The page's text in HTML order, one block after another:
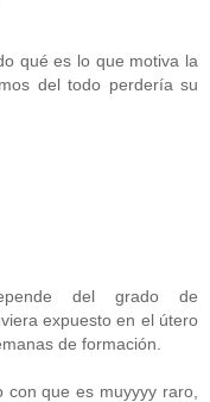
qué es lo que motiva la
del todo perdería su
del grado de
expuesto en el útero
de formación.
con que es muyyyy raro,